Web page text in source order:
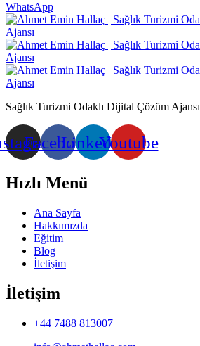
WhatsApp
Sağlık Turizmi Odaklı Dijital Çözüm Ajansı
FacebookLinkedinYoutube
Hızlı Menü
Ana Sayfa
Hakkımızda
Eğitim
Blog
İletişim
İletişim
+44 7488 813007